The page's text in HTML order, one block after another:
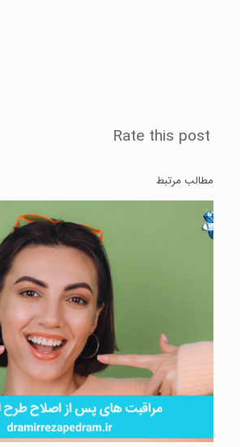
Rate this post
مطالب مرتبط